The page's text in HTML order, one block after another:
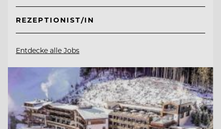
REZEPTIONIST/IN
Entdecke alle Jobs